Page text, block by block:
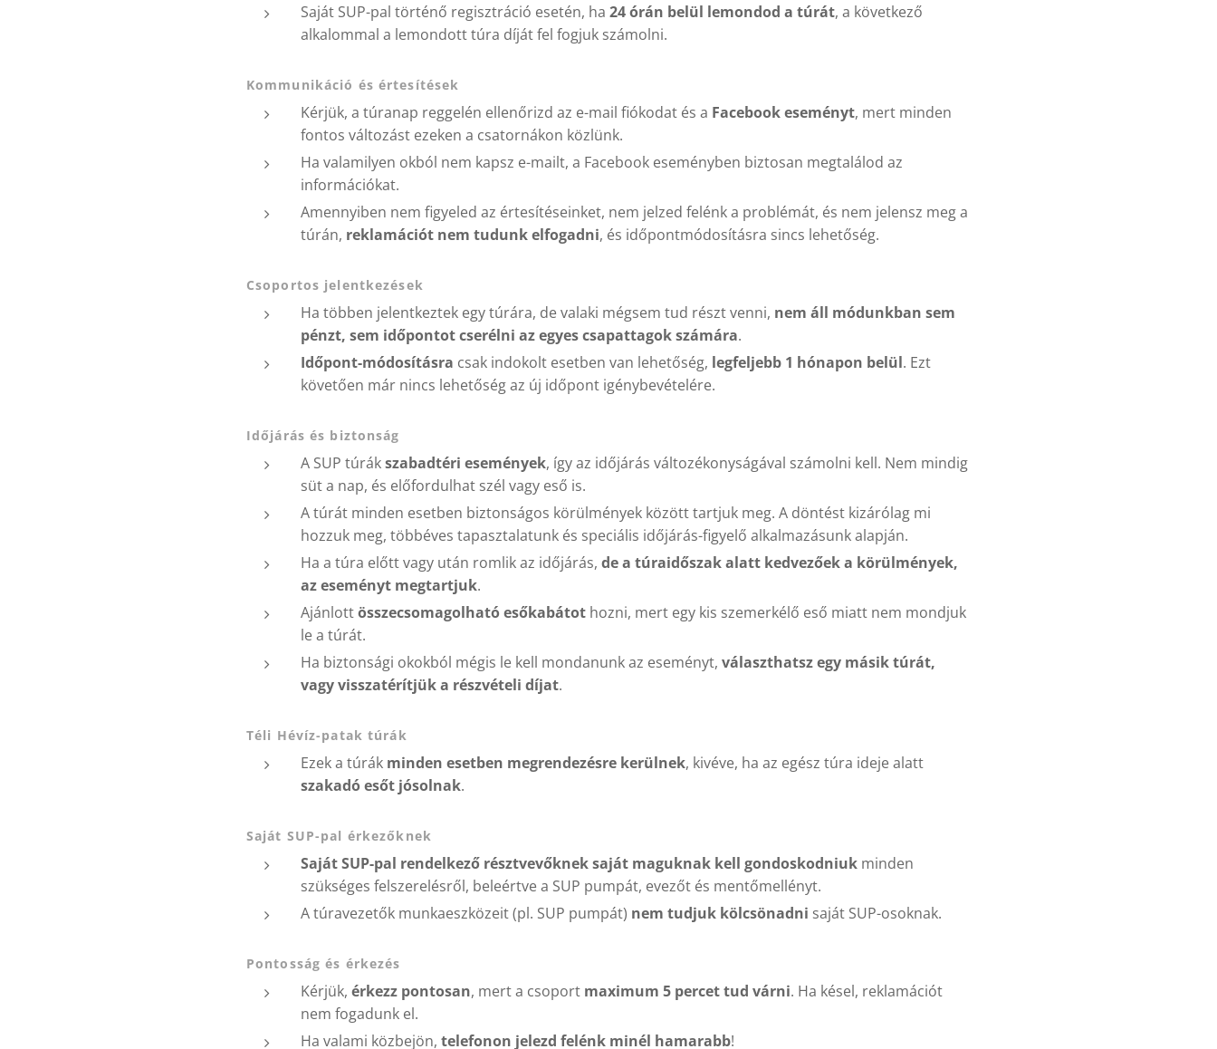
Saját SUP-pal történő regisztráció esetén, ha 24 órán belül lemondod a túrát, a következő
alkalommal a lemondott túra díját fel fogjuk számolni.
Kommunikáció és értesítések
Kérjük, a túranap reggelén ellenőrizd az e-mail fiókodat és a Facebook eseményt, mert minden
fontos változást ezeken a csatornákon közlünk.
Ha valamilyen okból nem kapsz e-mailt, a Facebook eseményben biztosan megtalálod az
információkat.
Amennyiben nem figyeled az értesítéseinket, nem jelzed felénk a problémát, és nem jelensz meg a
túrán, reklamációt nem tudunk elfogadni, és időpontmódosításra sincs lehetőség.
Csoportos jelentkezések
Ha többen jelentkeztek egy túrára, de valaki mégsem tud részt venni, nem áll módunkban sem
pénzt, sem időpontot cserélni az egyes csapattagok számára.
Időpont-módosításra csak indokolt esetben van lehetőség, legfeljebb 1 hónapon belül. Ezt
követően már nincs lehetőség az új időpont igénybevételére.
Időjárás és biztonság
A SUP túrákszabadtéri események, így az időjárás változékonyságával számolni kell. Nem mindig
süt a nap, és előfordulhat szél vagy eső is.
A túrát minden esetben biztonságos körülmények között tartjuk meg. A döntést kizárólag mi
hozzuk meg, többéves tapasztalatunk és speciális időjárás-figyelő alkalmazásunk alapján.
Ha a túra előtt vagy után romlik az időjárás, de a túraidőszak alatt kedvezőek a körülmények,
az eseményt megtartjuk.
Ajánlottösszecsomagolható esőkabátot hozni, mert egy kis szemerkélő eső miatt nem mondjuk
le a túrát.
Ha biztonsági okokból mégis le kell mondanunk az eseményt, választhatsz egy másik túrát,
vagy visszatérítjük a részvételi díjat.
Téli Hévíz-patak túrák
Ezek a túrák minden esetben megrendezésre kerülnek, kivéve, ha az egész túra ideje alatt
szakadó esőt jósolnak.
Saját SUP-pal érkezőknek
Saját SUP-pal rendelkező résztvevőknek saját maguknak kell gondoskodniuk minden
szükséges felszerelésről, beleértve a SUP pumpát, evezőt és mentőmellényt.
A túravezetők munkaeszközeit (pl. SUP pumpát) nem tudjuk kölcsönadni saját SUP-osoknak.
Pontosság és érkezés
Kérjük, érkezz pontosan, mert a csoport maximum 5 percet tud várni. Ha késel, reklamációt
nem fogadunk el.
Ha valami közbejön, telefonon jelezd felénk minél hamarabb!